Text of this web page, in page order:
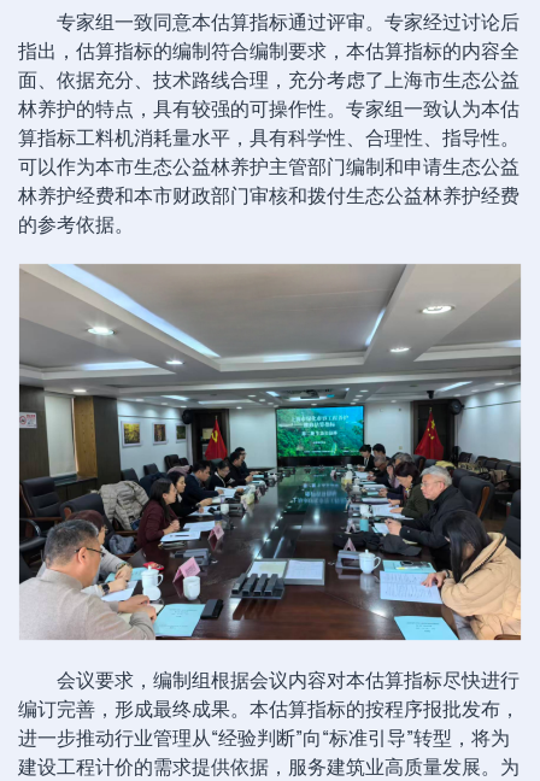
专家组一致同意本估算指标通过评审。专家经过讨论后
指出，估算指标的编制符合编制要求，本估算指标的内容全
面、依据充分、技术路线合理，充分考虑了上海市生态公益
林养护的特点，具有较强的可操作性。专家组一致认为本估
算指标工料机消耗量水平，具有科学性、合理性、指导性。
可以作为本市生态公益林养护主管部门编制和申请生态公益
林养护经费和本市财政部门审核和拨付生态公益林养护经费
的参考依据。
会议要求，编制组根据会议内容对本估算指标尽快进行
编订完善，形成最终成果。本估算指标的按程序报批发布，
进一步推动行业管理从“经验判断”向“标准引导”转型，将为
建设工程计价的需求提供依据，服务建筑业高质量发展。为